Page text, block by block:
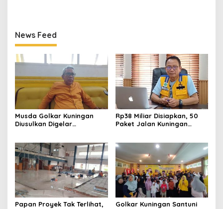
News Feed
Musda Golkar Kuningan
Diusulkan Digelar
Rp38 Miliar Disiapkan, 50
Paket Jalan Kuningan
Papan Proyek Tak Terlihat,
Golkar Kuningan Santuni